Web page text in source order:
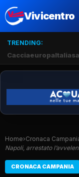
Vivicentro
TRENDING:
CacciaeuropaItalia
Home›Cronaca
Napoli, arrestato
CRONACA CAMPANIA